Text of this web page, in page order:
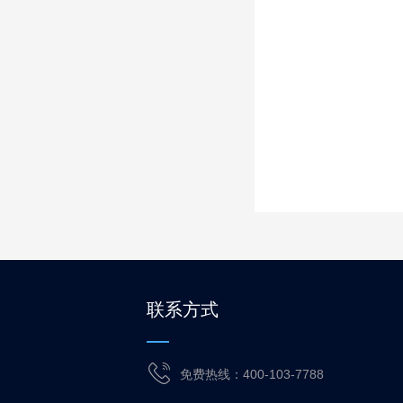
联系方式
免费热线：400-103-7788